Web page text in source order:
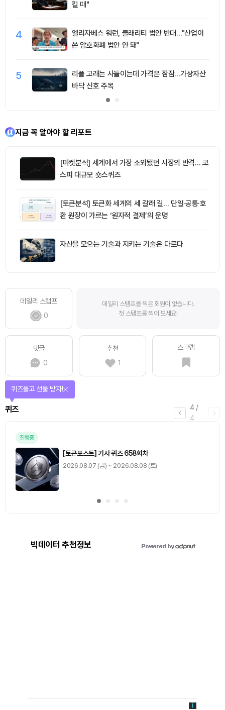
킬 때"
4
엘리자베스 워런, 클래리티 법안 반대…"산업이
쓴 암호화폐 법안 안 돼"
5
리플 고래는 사들이는데 가격은 잠잠…가상자산
바닥 신호 주목
지금 꼭 알아야 할 리포트
[마켓분석] 세계에서 가장 소외됐던 시장의 반격… 코
스피 대규모 숏스퀴즈
[토큰분석] 토큰화 세계의 세 갈래 길… 단일·공통·호
환 원장이 가르는 ‘원자적 결제’의 운명
자산을 모으는 기술과 지키는 기술은 다르다
데일리 스탬프
0
데일리 스탬프를 찍은 회원이 없습니다.
첫 스탬프를 찍어 보세요!
댓글
0
추천
1
스크랩
4 /
4
퀴즈
퀴즈풀고 선물 받자!
진행중
[토큰포스트] 기사 퀴즈 658회차
2026.08.07 (금) ~ 2026.08.08 (토)
빅데이터 추천정보